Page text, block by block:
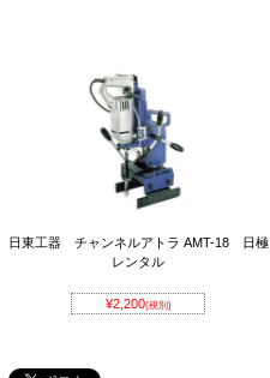
日東工器 チャンネルアトラ AMT-18 日極
レンタル
¥2,200(税別)